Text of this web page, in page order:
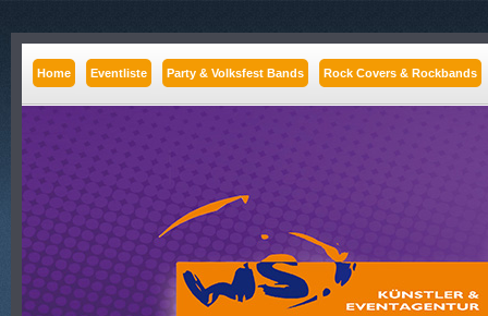
Home Eventliste Party & Volksfest Bands Rock Covers & Rockbands